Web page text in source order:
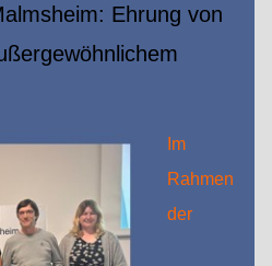
Ehrung von
Im
Rahmen
der